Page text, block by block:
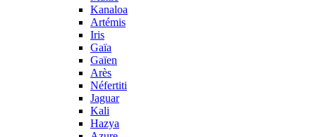
Kanaloa
Artémis
Iris
Gaïa
Gaïen
Arès
Néfertiti
Jaguar
Kali
Hazya